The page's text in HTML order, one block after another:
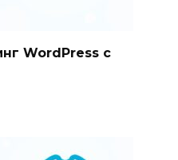
WordPress с